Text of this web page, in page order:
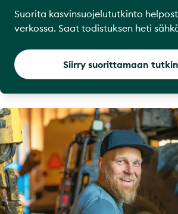
Suorita kasvinsuojelututkinto
verkossa. Saat todistuksen heti
Siirry suorittamaan